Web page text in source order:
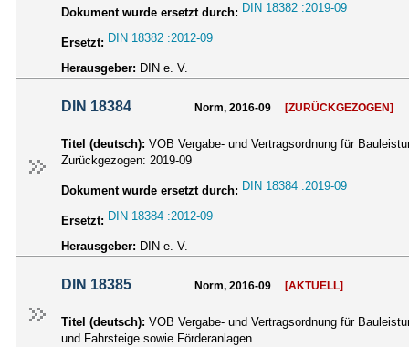
Dokument wurde ersetzt durch: DIN 18382 :2019-09
Ersetzt: DIN 18382 :2012-09
Herausgeber: DIN e. V.
DIN 18384 Norm, 2016-09 [ZURÜCKGEZOGEN]
Titel (deutsch): VOB Vergabe- und Vertragsordnung für
Zurückgezogen: 2019-09
Dokument wurde ersetzt durch: DIN 18384 :2019-09
Ersetzt: DIN 18384 :2012-09
Herausgeber: DIN e. V.
DIN 18385 Norm, 2016-09 [AKTUELL]
Titel (deutsch): VOB Vergabe- und Vertragsordnung für
und Fahrsteige sowie Förderanlagen